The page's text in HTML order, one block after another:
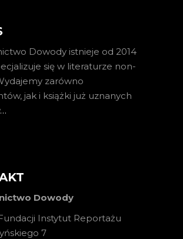
Dowody istnieje od 2014
się w literaturze non-
zarówno
jak i książki już uznanych
…
Dowody
Instytut Reportażu
7